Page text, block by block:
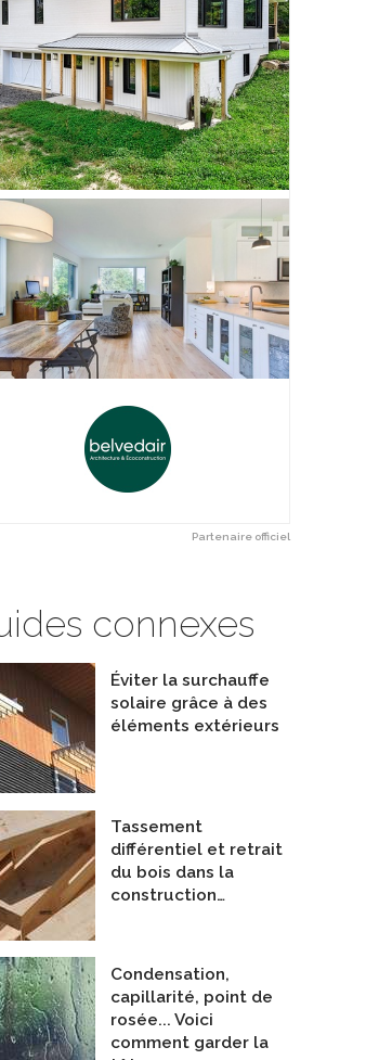
Partenaire officiel
connexes
Éviter la surchauffe
solaire grâce à des
éléments extérieurs
Tassement
différentiel et retrait
du bois dans la
construction…
Condensation,
capillarité, point de
rosée... Voici
comment garder la
La fenêtre à battant Hybride
De Giguère Portes et Fenêtres Inc.
Lacroix-Durocher - Certifiée LEED